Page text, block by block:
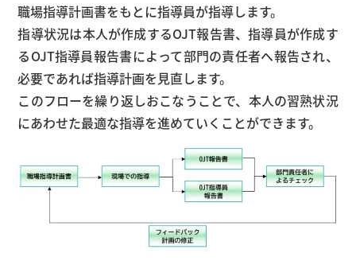
職場指導計画書をもとに指導員が指導します。
指導状況は本人が作成するOJT報告書、指導員が作成す
るOJT指導員報告書によって部門の責任者へ報告され、
必要であれば指導計画を見直します。
このフローを繰り返しおこなうことで、本人の習熟状況
にあわせた最適な指導を進めていくことができます。